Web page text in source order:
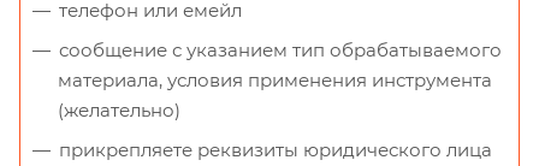
телефон или емейл
сообщение с указанием тип обрабатываемого
материала, условия применения инструмента
(желательно)
прикрепляете реквизиты юридического лица